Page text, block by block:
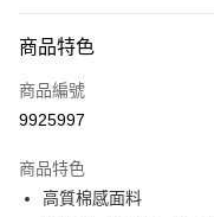
信用卡一次付款
超商取貨付款
Apple Pay
商品特色
商品編號
9925997
商品特色
高質棉感面料